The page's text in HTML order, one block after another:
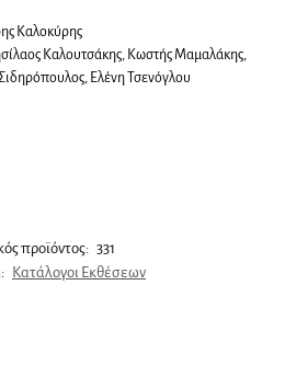
Καλοκύρης
Καλουτσάκης, Κωστής Μαμαλάκης,
Ελένη Τσενόγλου
προϊόντος: 331
Κατάλογοι Εκθέσεων